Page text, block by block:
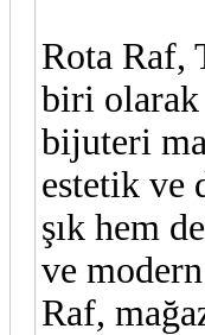
Rota Raf,
biri olarak
bijuteri
estetik ve
şık hem
ve
Raf,